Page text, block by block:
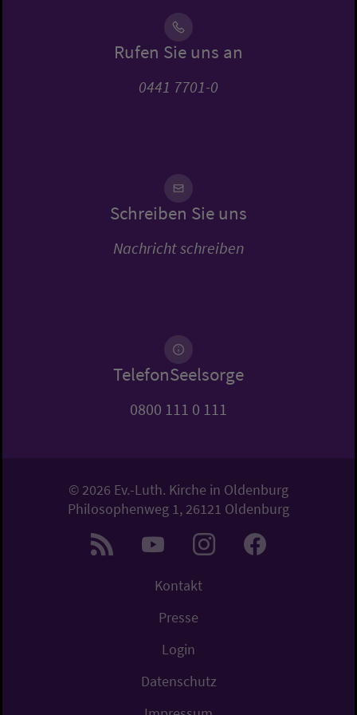
Rufen Sie uns an
0441 7701-0
Schreiben Sie uns
Nachricht schreiben
TelefonSeelsorge
0800 111 0 111
© 2026 Ev.-Luth. Kirche in Oldenburg
Philosophenweg 1, 26121 Oldenburg
Kontakt
Presse
Login
Datenschutz